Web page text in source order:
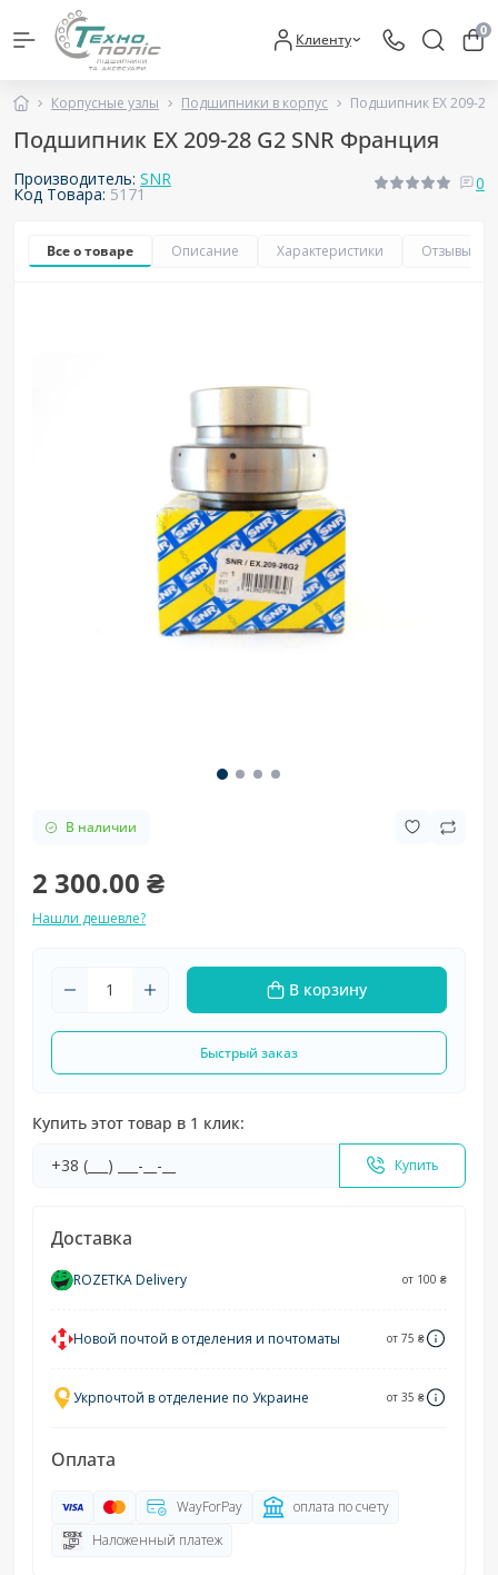
Клиенту 0
Корпусные узлы Подшипники в корпус Подшипник EX 209-
Подшипник EX 209-28 G2 SNR Франция
Производитель: SNR
Код Товара: 5171
0
Все о товаре Описание Характеристики Отзывы
В наличии
2 300.00 ₴
Нашли дешевле?
В корзину
Быстрый заказ
Купить этот товар в 1 клик:
Купить
Доставка
ROZETKA Delivery от 100 ₴
Новой почтой в отделения и почтоматы от 75 ₴
Укрпочтой в отделение по Украине от 35 ₴
Оплата
WayForPay
оплата по счету
Наложенный платеж